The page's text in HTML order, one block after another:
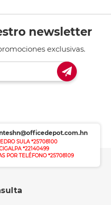
newsletter
exclusivas.
SULA *25708100
*22140499
POR TELÉFONO *25708109